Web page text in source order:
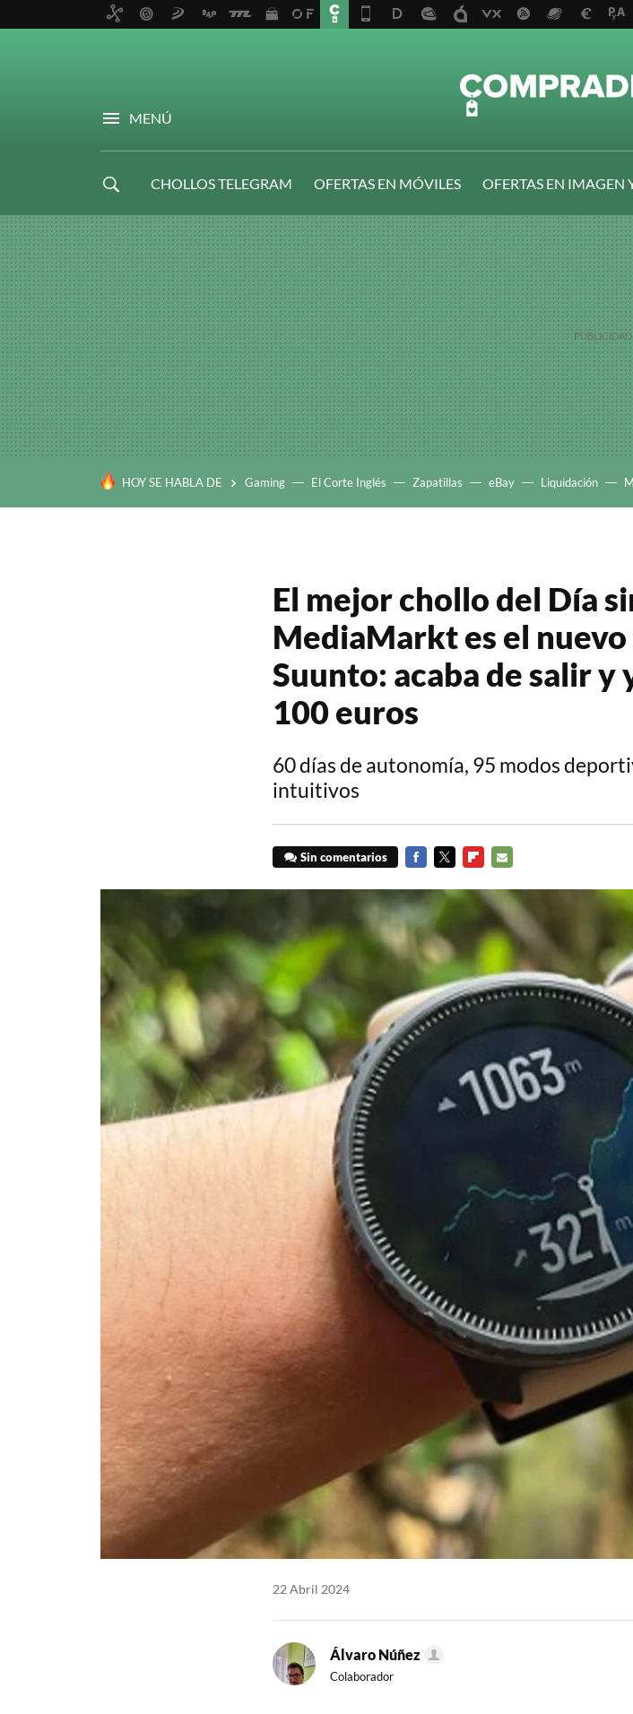
MENÚ
CHOLLOS TELEGRAM OFERTAS EN MÓVILES OFERTAS EN IMAGEN
HOY SE HABLA DE Gaming El Corte Inglés Zapatillas eBay Liquidación
El mejor chollo del Día
MediaMarkt es el
Suunto: acaba de salir y
100 euros
60 días de autonomía, 95 modos
intuitivos
Sin comentarios
MAIL
22 Abril 2024
Álvaro Núñez
Colaborador